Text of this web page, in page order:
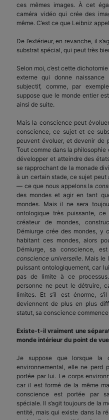
ces mêmes images. À cet
caméra vidéo qui crée des
même. C’est ce que Leibniz
De l’extérieur, en revanche, il
substrat spécial, qui peut très
Selon moi, c’est cette
externe qui donne naissance
subjectif, comme, par
suppose que le monde entier
ainsi de suite.
Mais la conscience peut
conscience, ce sujet et ce
peuvent évoluer, et devenir de
Tout comme dans la
développer et atteindre des
se rapprochant de la monade
à un certain stade, ce sujet
— ce que nous appelons la
des mondes et agir en tant
mondes. Mais il ne sera
ontologique très puissante,
créateur de mondes,
Démiurge crée des mondes, y
habitant ces mondes, alors
Démiurge, sa conscience,
conscience universelle. Mais le
puissant ontologiquement, car
pas de limite à ce
personne ne peut le détruire,
limites. Et s’il est énorme,
deviennent de plus en plus
statut, sa conscience commence
Existe-t-il vraiment une
monde intérieur du point de
Je suppose que lorsque la
environnemental, elle ne perd
portée par lui. Le corps
car il est formé de la même
conscience est portée par
spéciale. Il s’agit toujours de la
entité, mais qui existe dans la